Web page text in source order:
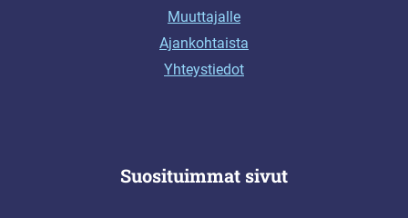
Muuttajalle
Ajankohtaista
Yhteystiedot
Suosituimmat sivut